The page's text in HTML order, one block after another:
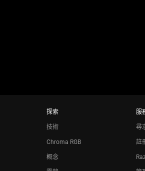
探索
技術
Chroma RGB
概念
服
尋
註